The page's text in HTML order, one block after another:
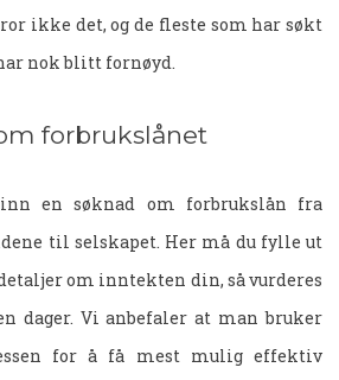
ikke det, og de fleste som har søkt
nok blitt fornøyd.
forbrukslånet
en søknad om forbrukslån fra
til selskapet. Her må du fylle ut
om inntekten din, så vurderes
dager. Vi anbefaler at man bruker
for å få mest mulig effektiv